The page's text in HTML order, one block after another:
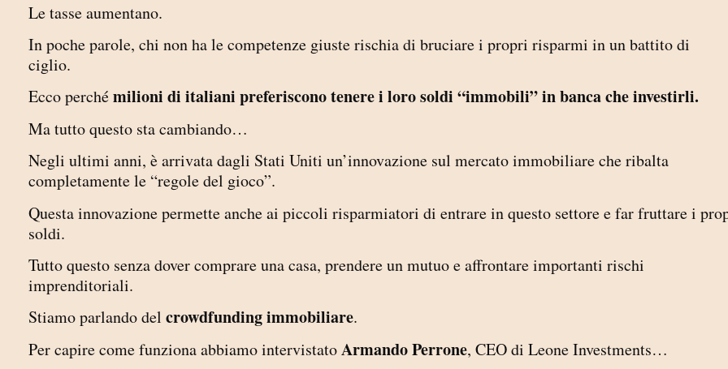
Le tasse aumentano.
In poche parole, chi non ha le competenze giuste rischia di bruciare i propri risparmi in un battito di
ciglio.
Ecco perchémilioni di italiani preferiscono tenere i loro soldi “immobili” in banca che investirli.
Ma tutto questo sta cambiando…
Negli ultimi anni, è arrivata dagli Stati Uniti un’innovazione sul mercato immobiliare che ribalta
completamente le “regole del gioco”.
Questa innovazione permette anche ai piccoli risparmiatori di entrare in questo settore e far fruttare i
soldi.
Tutto questo senza dover comprare una casa, prendere un mutuo e affrontare importanti rischi
imprenditoriali.
Stiamo parlando del crowdfunding immobiliare.
Per capire come funziona abbiamo intervistatoArmando Perrone, CEO di Leone Investments…